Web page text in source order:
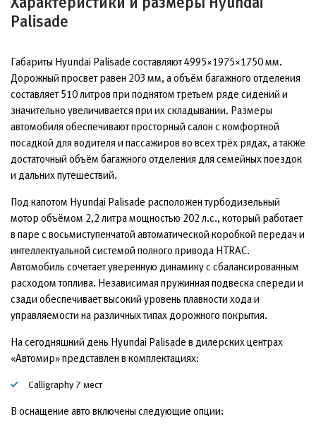
Palisade
Габариты Hyundai Palisade составляют 4995×1975×1750 мм.
Дорожный просвет равен 203 мм, а объём багажного отделения
составляет 510 литров при поднятом третьем ряде сидений и
значительно увеличивается при их складывании. Размеры
автомобиля обеспечивают просторный салон с комфортной
посадкой для водителя и пассажиров во всех трёх рядах, а также
достаточный объём багажного отделения для семейных поездок
и дальних путешествий.
Под капотом Hyundai Palisade расположен турбодизельный
мотор объёмом 2,2 литра мощностью 202 л.с., который работает
в паре с восьмиступенчатой автоматической коробкой передач и
интеллектуальной системой полного привода HTRAC.
Автомобиль сочетает уверенную динамику с сбалансированным
расходом топлива. Независимая пружинная подвеска спереди и
сзади обеспечивает высокий уровень плавности хода и
управляемости на различных типах дорожного покрытия.
На сегодняшний день Hyundai Palisade в дилерских центрах
«Автомир» представлен в комплектациях:
Calligraphy 7 мест
В оснащение авто включены следующие опции: